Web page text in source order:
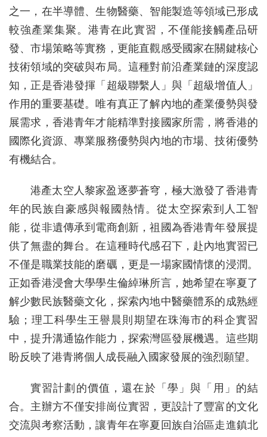
之一，在半導體、生物醫藥、智能製造等領域已形成
較強產業集聚。港青在此實習，不僅能接觸產品研
發、市場策略等實務，更能直觀感受國家在關鍵核心
技術領域的突破與布局。這種對前沿產業鏈的深度認
知，正是香港發揮「超級聯繫人」與「超級增值人」
作用的重要基礎。唯有真正了解內地的產業優勢與發
展需求，香港青年才能精準對接國家所需，將香港的
國際化資源、專業服務優勢與內地的市場、技術優勢
有機結合。
港產太空人黎家盈逐夢蒼穹，極大激發了香港青
年的民族自豪感與報國熱情。從太空探索到人工智
能，從非遺傳承到電商創新，祖國為香港青年發展提
供了無盡的舞台。在這種時代感召下，赴內地實習已
不僅是職業技能的磨礪，更是一場家國情懷的浸潤。
正如香港浸會大學學生倫綽琳所言，她希望在寧夏了
解少數民族醫藥文化，探索內地中醫藥體系的成熟經
驗；理工科學生王譽晨則期望在珠海市的科企實習
中，提升溝通協作能力，探索灣區發展機遇。這些期
盼反映了港青將個人成長融入國家發展的強烈願望。
實習計劃的價值，還在於「學」與「用」的結
合。主辦方不僅安排崗位實習，更設計了豐富的文化
交流與考察活動，讓青年在寧夏回族自治區走進鎮北